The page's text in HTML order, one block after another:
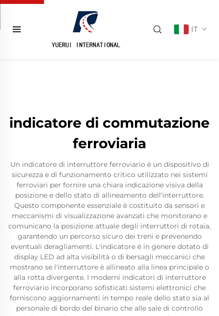
IT
indicatore di commutazione
ferroviaria
Un indicatore di interruttore ferroviario è un dispositivo di
sicurezza e di funzionamento critico utilizzato nei sistemi
ferroviari per fornire una chiara indicazione visiva della
posizione e dello stato di allineamento dell'interruttore.
Questo componente essenziale è costituito da sensori e
meccanismi di visualizzazione avanzati che monitorano e
comunicano la posizione attuale degli interruttori di rotaia,
garantendo un percorso sicuro dei treni e prevenendo
eventuali deragliamenti. L'indicatore è in genere dotato di
display LED ad alta visibilità o di bersagli meccanici che
mostrano se l'interruttore è allineato alla linea principale o
alla rotta divergente. I moderni indicatori di interruttore
ferroviario incorporano sofisticati sistemi elettronici che
forniscono aggiornamenti in tempo reale dello stato sia al
personale di bordo del binario che alle sale di controllo